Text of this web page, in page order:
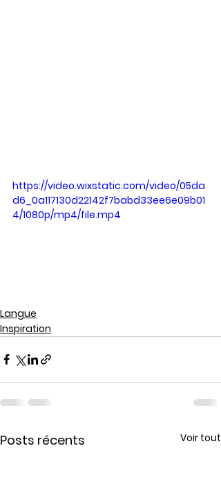
https://video.wixstatic.com/video/05da
d6_0a117130d22142f7babd33ee6e09b01
4/1080p/mp4/file.mp4
Langue
Inspiration
Posts récents Voir tout